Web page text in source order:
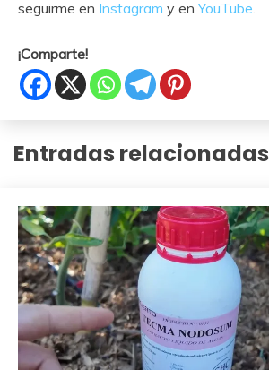
seguirme en Instagram y enYouTube.
¡Comparte!
Entradas relacionadas